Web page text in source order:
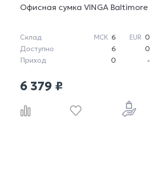
Офисная сумка VINGA Baltimore
Склад МСК 6 EUR 0
Доступно
6
0
Приход
0 -
6 379 ₽